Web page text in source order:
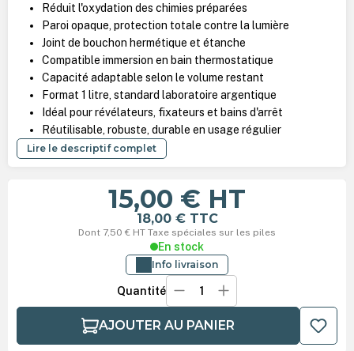
Réduit l'oxydation des chimies préparées
Paroi opaque, protection totale contre la lumière
Joint de bouchon hermétique et étanche
Compatible immersion en bain thermostatique
Capacité adaptable selon le volume restant
Format 1 litre, standard laboratoire argentique
Idéal pour révélateurs, fixateurs et bains d'arrêt
Réutilisable, robuste, durable en usage régulier
Lire le descriptif complet
15,00 € HT
18,00 € TTC
Dont 7,50 € HT Taxe spéciales sur les piles
En stock
Info livraison
Quantité
AJOUTER AU PANIER